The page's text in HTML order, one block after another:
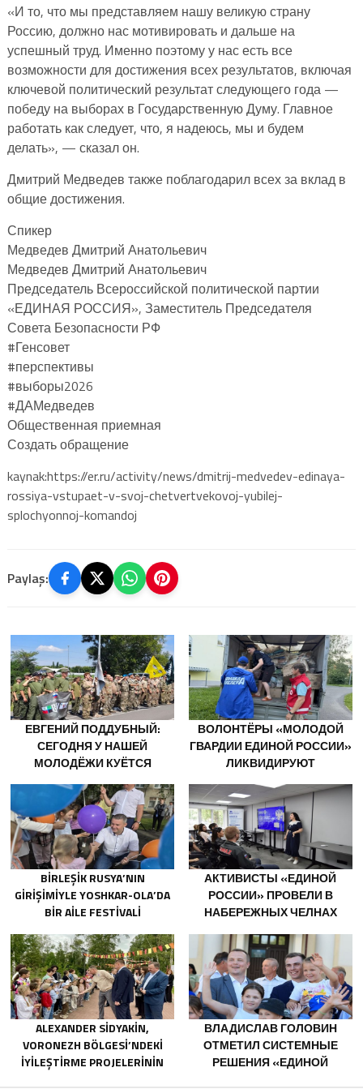
«И то, что мы представляем нашу великую страну
Россию, должно нас мотивировать и дальше на
успешный труд. Именно поэтому у нас есть все
возможности для достижения всех результатов, включая
ключевой политический результат следующего года —
победу на выборах в Государственную Думу. Главное
работать как следует, что, я надеюсь, мы и будем
делать», — сказал он.
Дмитрий Медведев также поблагодарил всех за вклад в
общие достижения.
Спикер
Медведев Дмитрий Анатольевич
Медведев Дмитрий Анатольевич
Председатель Всероссийской политической партии
«ЕДИНАЯ РОССИЯ», Заместитель Председателя
Совета Безопасности РФ
#Генсовет
#перспективы
#выборы2026
#ДАМедведев
Общественная приемная
Создать обращение
kaynak:https://er.ru/activity/news/dmitrij-medvedev-edinaya-
rossiya-vstupaet-v-svoj-chetvertvekovoj-yubilej-
splochyonnoj-komandoj
Paylaş:
ЕВГЕНИЙ ПОДДУБНЫЙ:
СЕГОДНЯ У НАШЕЙ
МОЛОДЁЖИ КУЁТСЯ
ВОЛОНТЁРЫ «МОЛОДОЙ
ГВАРДИИ ЕДИНОЙ РОССИИ»
ЛИКВИДИРУЮТ
НА УРАЛЕ И ДАЛЬНЕМ
ВОСТОКЕ
BIRLEŞIK RUSYA’NIN
GIRIŞIMIYLE YOSHKAR-OLA’DA
BIR AILE FESTIVALI
АКТИВИСТЫ «ЕДИНОЙ
РОССИИ» ПРОВЕЛИ В
НАБЕРЕЖНЫХ ЧЕЛНАХ
МЕРОПРИЯТИЯ ДЛЯ
МОЛОДЫХ СПЕЦИАЛИСТОВ
КАМАЗА
ALEXANDER SIDYAKIN,
VORONEZH BÖLGESI’NDEKI
IYILEŞTIRME PROJELERININ
ВЛАДИСЛАВ ГОЛОВИН
ОТМЕТИЛ СИСТЕМНЫЕ
РЕШЕНИЯ «ЕДИНОЙ